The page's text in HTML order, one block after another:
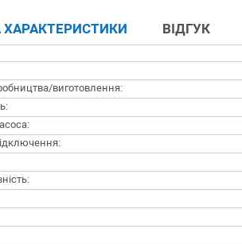
ХАРАКТЕРИСТИКИ ВІДГУК
виготовлення: